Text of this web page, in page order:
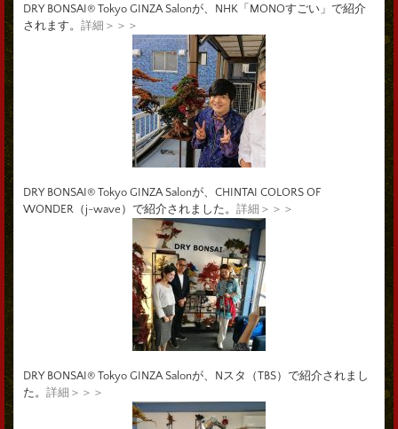
DRY BONSAI® Tokyo GINZA Salonが、NHK「MONOすごい」で紹介
されます。 詳細＞＞＞
DRY BONSAI® Tokyo GINZA Salonが、CHINTAI COLORS OF
WONDER（j-wave）で紹介されました。 詳細＞＞＞
DRY BONSAI® Tokyo GINZA Salonが、Nスタ（TBS）で紹介されまし
た。 詳細＞＞＞